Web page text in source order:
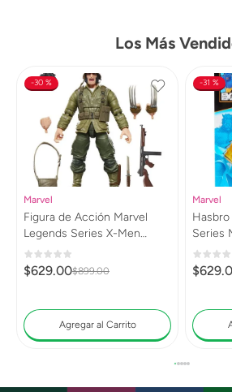
Los Más
30 %
Marvel
Figura de Acción Marvel
Legends Series X-Men
Wolverine (WWII Logan)
G0820
$629.00$899.00
Agregar al Carrito
31 %
Marvel
Series
G0813
$629.